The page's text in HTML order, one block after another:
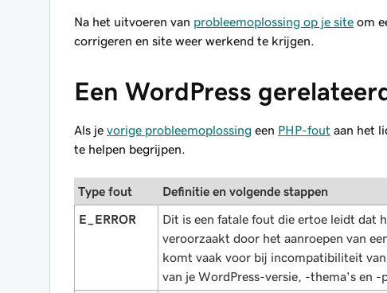
Na het uitvoeren van probleemoplossing op je site om
corrigeren en site weer werkend te krijgen.
Een WordPress
Als je vorige probleemoplossing een PHP-fout aan het
te helpen begrijpen.
Type fout Definitie en volgende stappen
E_ERROR
Dit is een fatale fout die ertoe leidt dat
veroorzaakt door het aanroepen van
komt vaak voor bij incompatibiliteit
van je WordPress-versie, -thema's en -